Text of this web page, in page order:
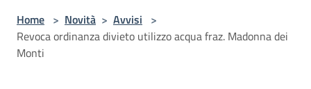
Home > Novità > Avvisi >
Revoca ordinanza divieto utilizzo acqua fraz. Madonna dei
Monti